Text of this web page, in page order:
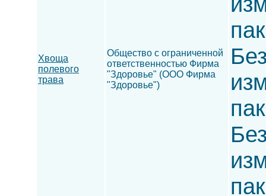
Хвоща
полевого
трава
Общество с ограниченной
ответственностью Фирма
"Здоровье" (ООО Фирма
"Здоровье")